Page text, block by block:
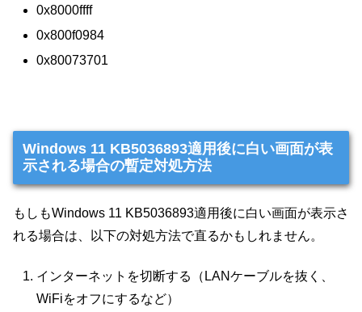
0x8000ffff
0x800f0984
0x80073701
Windows 11 KB5036893適用後に白い画面が表
示される場合の暫定対処方法
もしもWindows 11 KB5036893適用後に白い画面が表示さ
れる場合は、以下の対処方法で直るかもしれません。
インターネットを切断する（LANケーブルを抜く、
WiFiをオフにするなど）